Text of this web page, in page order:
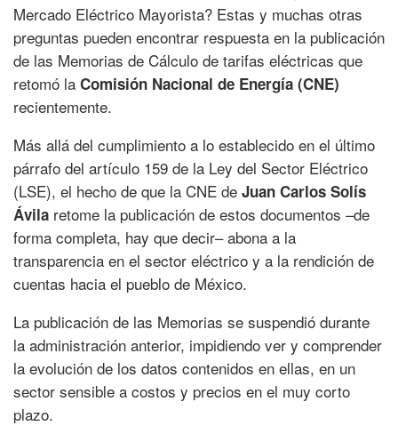
Mercado Eléctrico Mayorista? Estas y muchas otras
preguntas pueden encontrar respuesta en la publicación
de las Memorias de Cálculo de tarifas eléctricas que
retomó la Comisión Nacional de Energía (CNE)
recientemente.
Más allá del cumplimiento a lo establecido en el último
párrafo del artículo 159 de la Ley del Sector Eléctrico
(LSE), el hecho de que la CNE de Juan Carlos Solís
Ávila retome la publicación de estos documentos –de
forma completa, hay que decir– abona a la
transparencia en el sector eléctrico y a la rendición de
cuentas hacia el pueblo de México.
La publicación de las Memorias se suspendió durante
la administración anterior, impidiendo ver y comprender
la evolución de los datos contenidos en ellas, en un
sector sensible a costos y precios en el muy corto
plazo.